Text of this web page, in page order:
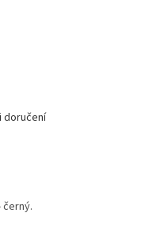
doručení
černý.